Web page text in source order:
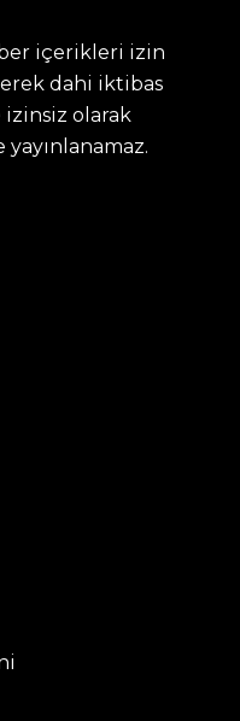
içerikleri izin
dahi iktibas
izinsiz olarak
yayınlanamaz.